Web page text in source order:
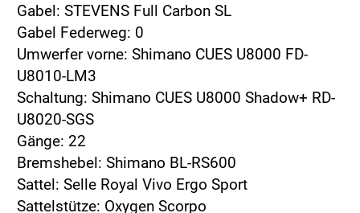
Gabel: STEVENS Full Carbon SL
Gabel Federweg: 0
Umwerfer vorne: Shimano CUES U8000 FD-
U8010-LM3
Schaltung: Shimano CUES U8000 Shadow+ RD-
U8020-SGS
Gänge: 22
Bremshebel: Shimano BL-RS600
Sattel: Selle Royal Vivo Ergo Sport
Sattelstütze: Oxygen Scorpo